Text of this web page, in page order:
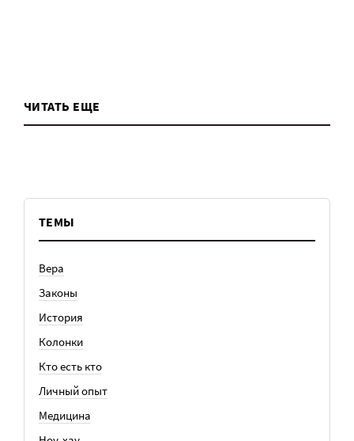
ЧИТАТЬ ЕЩЕ
ТЕМЫ
Вера
Законы
История
Колонки
Кто есть кто
Личный опыт
Медицина